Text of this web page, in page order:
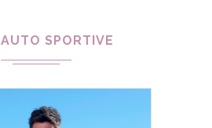
AUTO SPORTIVE